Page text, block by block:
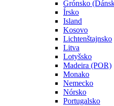
Grónsko
Írsko
Island
Kosovo
Lichtenštajnsko
Litva
Lotyšsko
Madeira (POR)
Monako
Nemecko
Nórsko
Portugalsko